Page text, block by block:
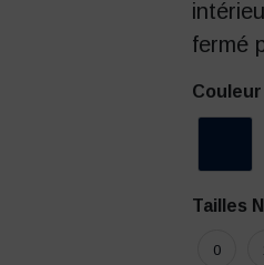
fermé
Couleur
Tailles
0